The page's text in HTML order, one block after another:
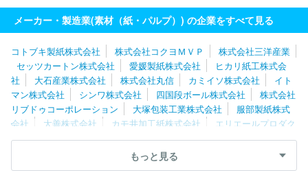
メーカー・製造業(素材（紙・パルプ）) の企業をすべて見る
コトブキ製紙株式会社 株式会社コクヨＭＶＰ
株式会社三洋産業
セッツカートン株式会社
愛媛製紙株式会社
ヒカリ紙工株式会
社
大石産業株式会社 株式会社丸信 カミイソ株式会社
イト
マン株式会社
シンワ株式会社 四国段ボール株式会社
株式会社
リブドゥコーポレーション
大塚包装工業株式会社
服部製紙株式
会社
大善株式会社 カモ井加工紙株式会社
エリエールプロダク
ト株式会社
三木特種製紙株式会社 丸住製紙株式会社
恵和株式
株式会社中央パッケージング 株式会社秀英
フジコピアン
株式会社
もっと見る